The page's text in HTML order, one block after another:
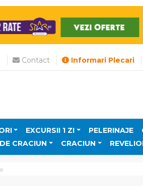
Contact Informari Plecari
EXCURSII 1 ZI PELERINAJE
CRACIUN CRACIUN